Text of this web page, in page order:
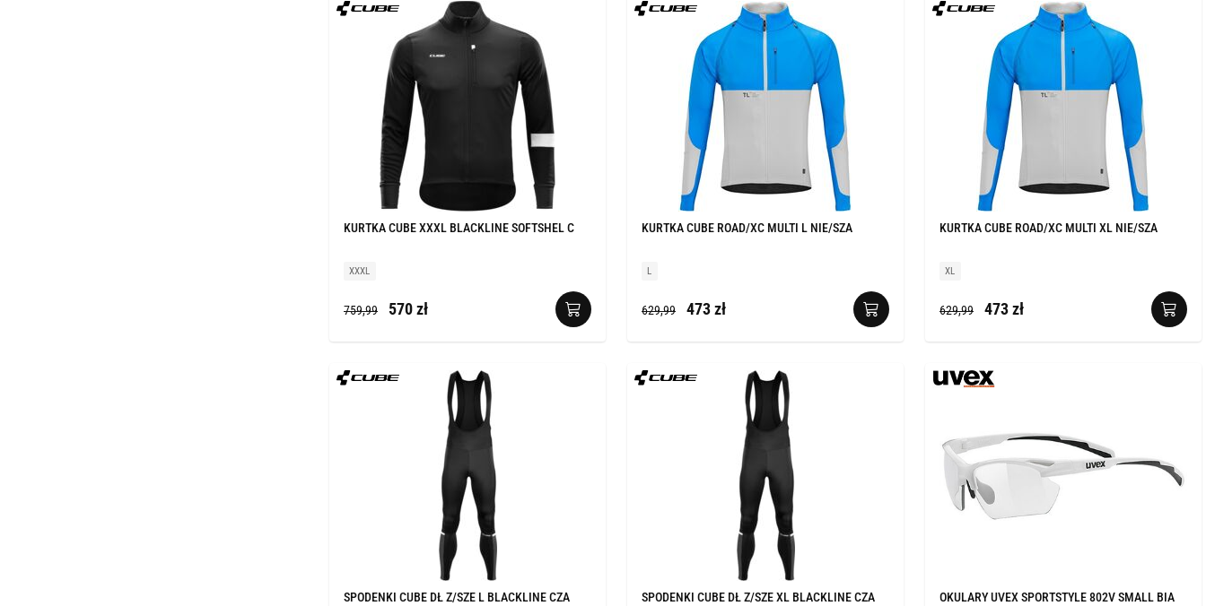
KURTKA CUBE XXXL BLACKLINE SOFTSHEL C
XXXL
759,99 570 zł
KURTKA CUBE ROAD/XC MULTI L NIE/SZA
L
629,99 473 zł
KURTKA CUBE ROAD/XC MULTI XL NIE/SZA
XL
629,99 473 zł
SPODENKI CUBE DŁ Z/SZE L BLACKLINE CZA SPODENKI CUBE DŁ Z/SZE XL BLACKLINE CZA OKULARY UVEX SPORTSTYLE 802V SMALL BIA